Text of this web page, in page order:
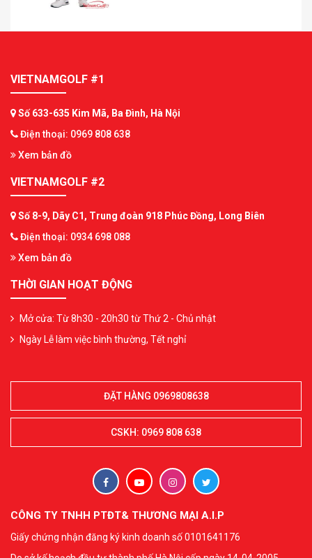
VIETNAMGOLF #1
Số 633-635 Kim Mã, Ba Đình, Hà Nội
Điện thoại: 0969 808 638
Xem bản đồ
VIETNAMGOLF #2
Số 8-9, Dãy C1, Trung đoàn 918 Phúc Đồng, Long Biên
Điện thoại: 0934 698 088
Xem bản đồ
THỜI GIAN HOẠT ĐỘNG
Mở cửa: Từ 8h30 - 20h30 từ Thứ 2 - Chủ nhật
Ngày Lễ làm việc bình thường, Tết nghỉ
ĐẶT HÀNG 0969808638
CSKH: 0969 808 638
CÔNG TY TNHH PTĐT& THƯƠNG MẠI A.I.P
Giấy chứng nhận đăng ký kinh doanh số 0101641176